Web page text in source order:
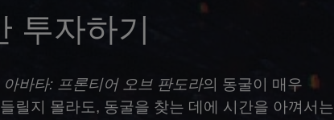
투자하기
아바타: 프론티어 오브 판도라의 동굴이 매우
릴지 몰라도, 동굴을 찾는 데에 시간을 아껴서는